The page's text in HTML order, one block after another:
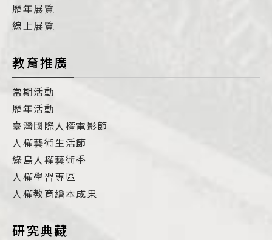
歷年展覽
線上展覽
教育推廣
當期活動
歷年活動
臺灣國際人權電影節
人權藝術生活節
綠島人權藝術季
人權學習專區
人權教育繪本成果
研究典藏